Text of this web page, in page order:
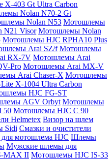
403 Gt Ultra Carbon
Nolan N70-2 Gt
Nolan N53 Мотошлемы
N21 Visor Мотошлемы Nolan
Мотошлемы HJC RPHA10 Plus
Arai SZ/f Мотошлемы
RX-7V Мотошлемы Arai
Pro Мотошлемы Arai MX-V
Arai Chaser-X Мотошлемы
X-1004 Ultra Carbon
HJC FG-ST
AGV Orbyt Мотошлемы
50 Мотошлемы HJC C 90
Helmetex Визор на шлем
Sidi Смазки и очистители
мотошлема HJC Шлемы
Мужские шлемы для
MAX II Мотошлемы HJC IS-33